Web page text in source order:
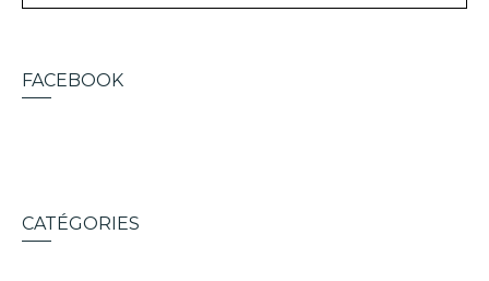
FACEBOOK
CATÉGORIES